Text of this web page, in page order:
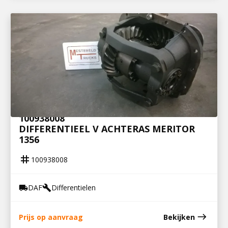
100938008
DIFFERENTIEEL V ACHTERAS MERITOR
1356
tag 100938008
local_shippingDAFbuildDifferentielen
Prijs op aanvraag Bekijken east